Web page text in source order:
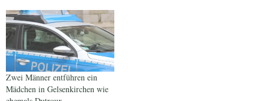
Zwei Männer entführen ein
Mädchen in Gelsenkirchen wie